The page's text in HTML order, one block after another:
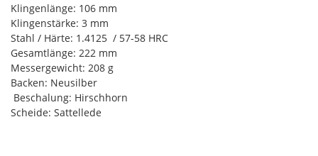
Klingenlänge: 106 mm
Klingenstärke: 3 mm
Stahl / Härte: 1.4125 / 57-58 HRC
Gesamtlänge: 222 mm
Messergewicht: 208 g
Backen: Neusilber
Beschalung: Hirschhorn
Scheide: Sattellede